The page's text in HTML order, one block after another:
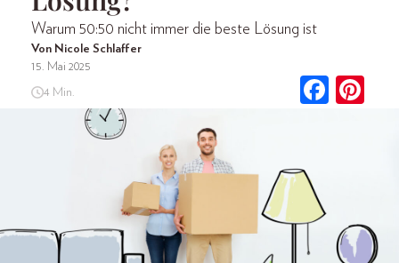
Warum 50:50 nicht immer die beste Lösung ist
Von Nicole Schlaffer
15. Mai 2025
4 Min.